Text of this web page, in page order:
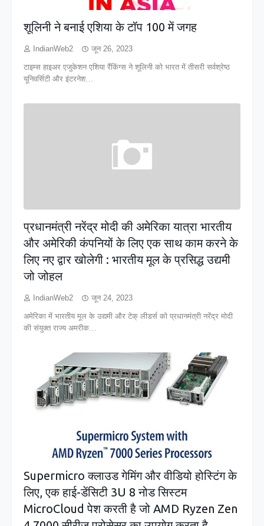
शूलिनी ने बनाई एशिया के टॉप 100 में जगह
IndianWeb2 जून 26, 2023
टाइम्स हाइअर एजुकेशन एशिया रैंकिंग्स ने शूलिनी को भारत में तीसरी सर्वश्रेष्ठ
यूनिवर्सिटी और इंटरनेश…
प्रधानमंत्री नरेंद्र मोदी की अमेरिका यात्रा भारतीय
और अमेरिकी कंपनियों के लिए एक साथ काम करने के
लिए नए द्वार खोलेगी : भारतीय मूल के प्रसिद्ध उद्यमी
जो जोहल
IndianWeb2 जून 24, 2023
अमेरिका में भारतीय मूल के उद्यमी और टेक् लीडर्स को प्रधानमंत्री नरेंद्र मोदी
की संयुक्त राज्य अमरीक…
Supermicro क्लाउड गेमिंग और वीडियो होस्टिंग के
लिए, एक हाई-डेंसिटी 3U 8 नोड सिस्टम
MicroCloud पेश करती है जो AMD Ryzen Zen